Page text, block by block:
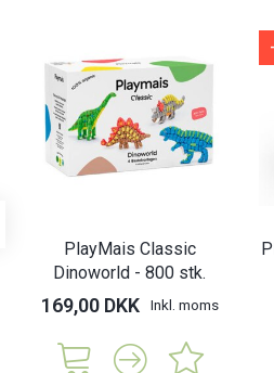
PlayMais Classic
Dinoworld - 800 stk.
169,00 DKK Inkl. moms